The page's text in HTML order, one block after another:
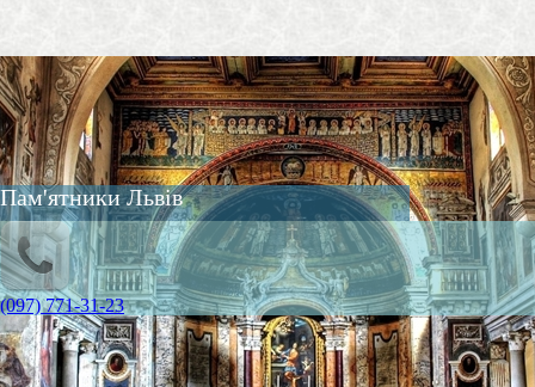
Пам'ятники Львів
(097) 771-31-23